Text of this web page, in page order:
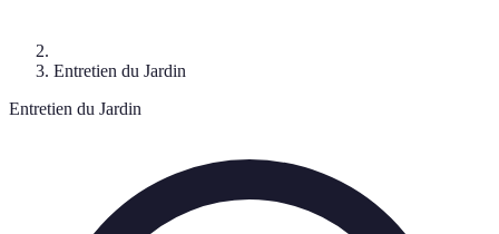
Entretien du Jardin
Entretien du Jardin